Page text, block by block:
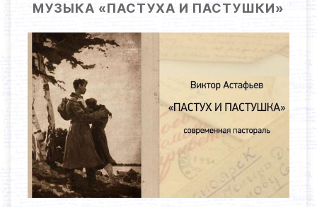
МУЗЫКА «ПАСТУХА И ПАСТУШКИ»